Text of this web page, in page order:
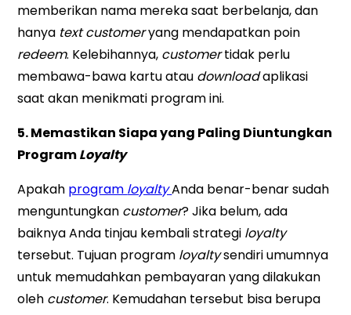
memberikan nama mereka saat berbelanja, dan
hanya text customeryang mendapatkan poin
redeem. Kelebihannya, customertidak perlu
membawa-bawa kartu atau downloadaplikasi
saat akan menikmati program ini.
5. Memastikan Siapa yang Paling Diuntungkan
ProgramLoyalty
Apakah program loyaltyAnda benar-benar sudah
menguntungkan customer? Jika belum, ada
baiknya Anda tinjau kembali strategi loyalty
tersebut. Tujuan program loyaltysendiri umumnya
untuk memudahkan pembayaran yang dilakukan
oleh customer. Kemudahan tersebut bisa berupa